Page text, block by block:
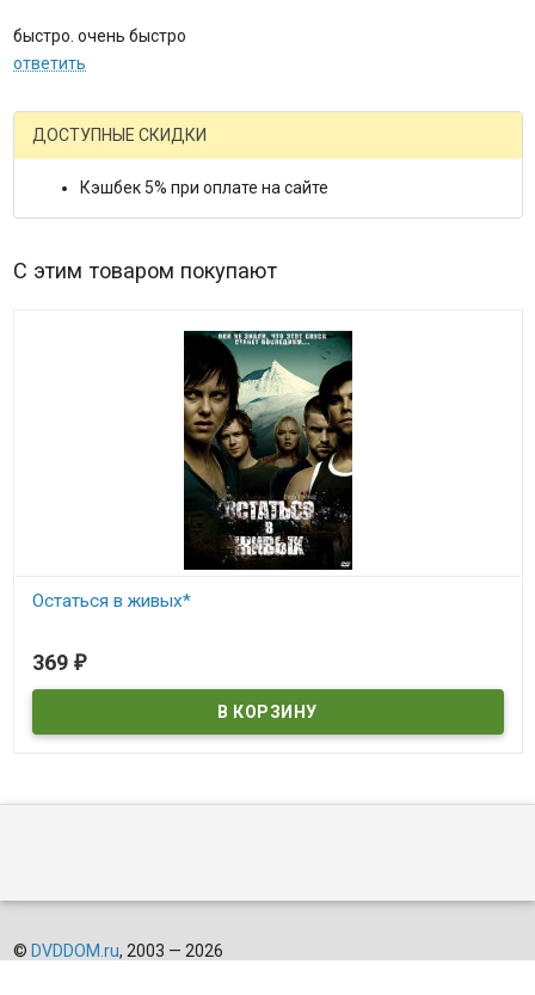
быстро. очень быстро
ответить
ДОСТУПНЫЕ СКИДКИ
Кэшбек 5% при оплате на сайте
С этим товаром покупают
Остаться в живых*
369 ₽
© DVDDOM.ru, 2003 — 2026